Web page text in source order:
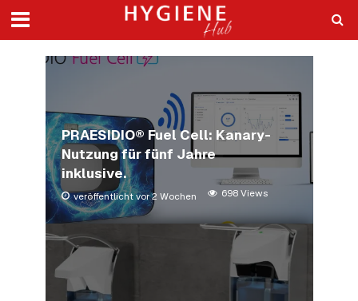
PRAESIDIO® Fuel Cell: Kanary-
Nutzung für fünf Jahre
inklusive.
veröffentlicht vor 2 Wochen 698 Views